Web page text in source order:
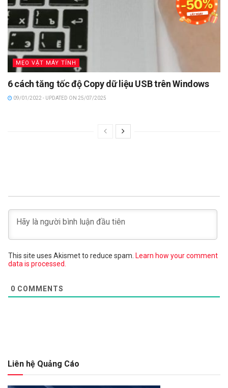
MẸO VẶT MÁY TÍNH
6 cách tăng tốc độ Copy dữ liệu USB trên Windows
09/01/2022 - UPDATED ON 25/07/2025
This site uses Akismet to reduce spam. Learn how your comment
data is processed.
0 COMMENTS
Liên hệ Quảng Cáo